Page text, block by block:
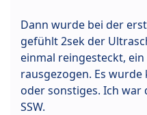
Dann wurde bei der
gefühlt 2sek der
einmal reingesteckt,
rausgezogen. Es
oder sonstiges. Ich war
SSW.